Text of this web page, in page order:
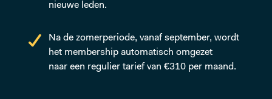
nieuwe leden.
Na de zomerperiode, vanaf september, wordt
het membership automatisch omgezet
naar een regulier tarief van €310 per maand.